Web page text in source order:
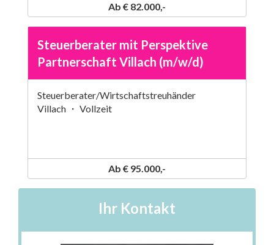
Ab € 82.000,-
Steuerberater mit Perspektive
Partnerschaft Villach (m/w/d)
Steuerberater/Wirtschaftstreuhänder
Villach ・ Vollzeit
Ab € 95.000,-
Ihr Kontakt